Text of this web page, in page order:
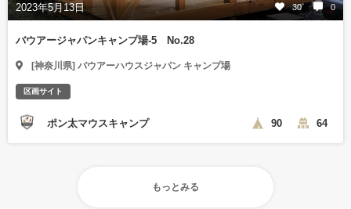
2023年5月13日 30 0
バウアージャパンキャンプ場-5 No.28
[神奈川県] バウアーハウスジャパン キャンプ場
区画サイト
ポン太マウスキャンプ 90 64
もっとみる